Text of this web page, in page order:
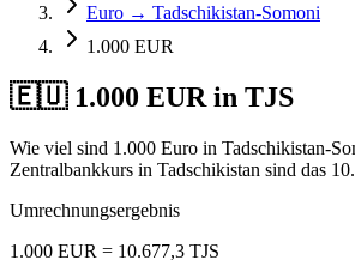
Euro → Tadschikistan-Somoni
1.000 EUR
🇪🇺 1.000 EUR in TJS
Wie viel sind 1.000 Euro in Tadschikistan-
Zentralbankkurs in Tadschikistan sind das
Umrechnungsergebnis
1.000 EUR = 10.677,3 TJS